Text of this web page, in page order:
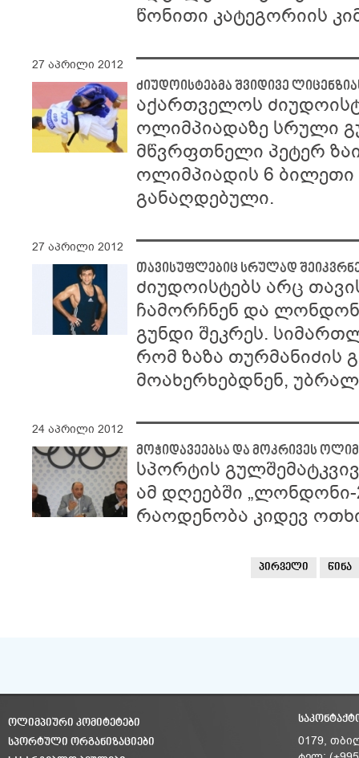
წონითი კატეგორიის
27 აპრილი 2012
ძიუდოისტებმა შვიდივე
აქართველოს
ოლიმპიადაზე სრული
მწვრფთნელი პეტერ
ოლიმპიადის 6
განაღდებული.
27 აპრილი 2012
თავისუფლებიც სრულად
ძიუდოისტებს არც
ჩამორჩნენ და
გუნდი შეკრეს.
რომ ზაზა თურმანიძის
მოახერხებდნენ,
24 აპრილი 2012
მოჭიდავეებსა და მოკრივეს
სპორტის
ამ დღეებში „ლონდონი-
რაოდენობა კიდევ
პირველი წინა
ᲝᲚᲘᲛᲞᲘᲣᲠᲘ ᲙᲝᲛᲘᲢᲔᲢᲔᲑᲘ
ᲡᲞᲝᲠᲢᲣᲚᲘ ᲝᲠᲒᲐᲜᲘᲖᲐᲪᲘᲔᲑᲘ
0179,